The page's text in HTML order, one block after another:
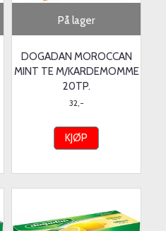
På lager
DOGADAN MOROCCAN
MINT TE M/KARDEMOMME
20TP.
32,-
KJØP